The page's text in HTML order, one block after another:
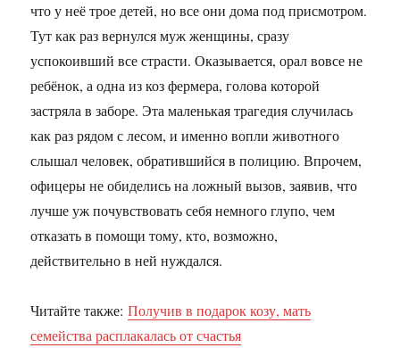
что у неё трое детей, но все они дома под присмотром.
Тут как раз вернулся муж женщины, сразу
успокоивший все страсти. Оказывается, орал вовсе не
ребёнок, а одна из коз фермера, голова которой
застряла в заборе. Эта маленькая трагедия случилась
как раз рядом с лесом, и именно вопли животного
слышал человек, обратившийся в полицию. Впрочем,
офицеры не обиделись на ложный вызов, заявив, что
лучше уж почувствовать себя немного глупо, чем
отказать в помощи тому, кто, возможно,
действительно в ней нуждался.
Читайте также:Получив в подарок козу, мать
семейства расплакалась от счастья